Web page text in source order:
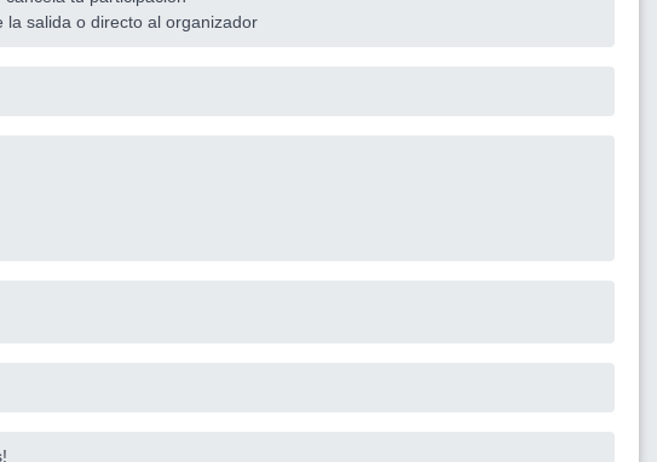
salida o directo al organizador